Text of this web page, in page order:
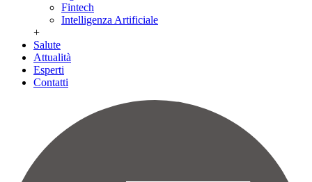
Fintech
Intelligenza Artificiale
+
Salute
Attualità
Esperti
Contatti